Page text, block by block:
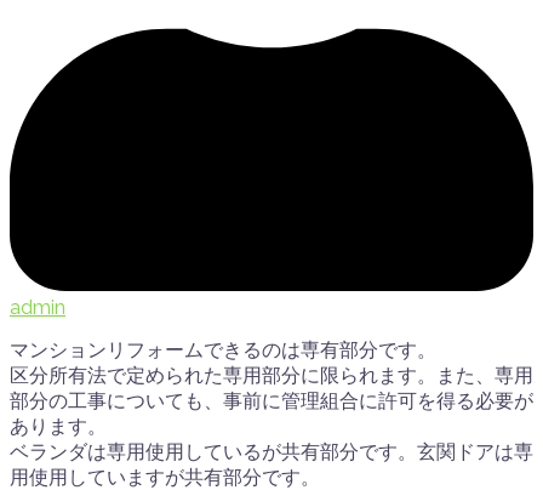
admin
マンションリフォームできるのは専有部分です。
区分所有法で定められた専用部分に限られます。また、専用
部分の工事についても、事前に管理組合に許可を得る必要が
あります。
ベランダは専用使用しているが共有部分です。玄関ドアは専
用使用していますが共有部分です。